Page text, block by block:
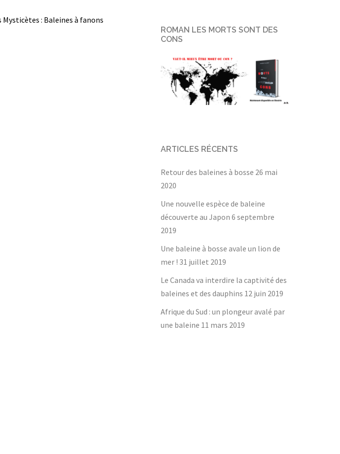
: Baleines à fanons
ROMAN LES MORTS SONT DES
CONS
ARTICLES RÉCENTS
Retour des baleines à bosse 26 mai
2020
Une nouvelle espèce de baleine
découverte au Japon 6 septembre
2019
Une baleine à bosse avale un lion de
mer ! 31 juillet 2019
Le Canada va interdire la captivité des
baleines et des dauphins 12 juin 2019
Afrique du Sud : un plongeur avalé par
une baleine 11 mars 2019